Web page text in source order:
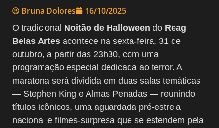
Bruna Dolores 16/10/2025
O tradicional Noitão de Halloween do Reag
Belas Artes acontece na sexta-feira, 31 de
outubro, a partir das 23h30, com uma
programação especial dedicada ao terror. A
maratona será dividida em duas salas temáticas
— Stephen King e Almas Penadas — reunindo
títulos icônicos, uma aguardada pré-estreia
nacional e filmes-surpresa que se estendem pela